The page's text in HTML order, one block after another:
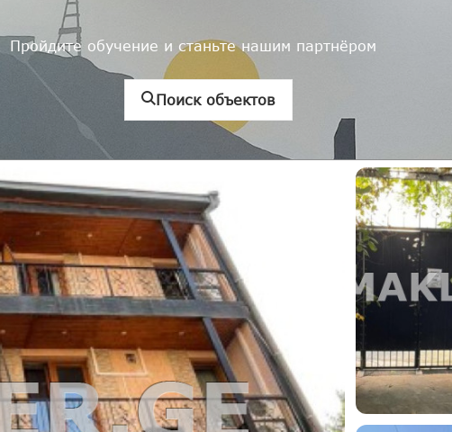
Пройдите обучение и станьте нашим партнёром
Поиск объектов